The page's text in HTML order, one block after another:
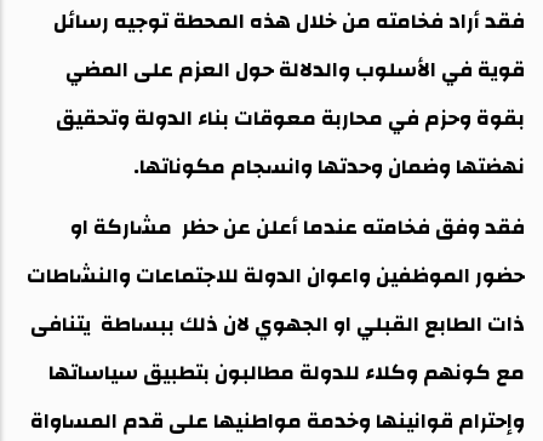
فقد أراد فخامته من خلال هذه المحطة توجيه رسائل
قوية في الأسلوب والدلالة حول العزم على المضي
بقوة وحزم في محاربة معوقات بناء الدولة وتحقيق
نهضتها وضمان وحدتها وانسجام مكوناتها.
فقد وفق فخامته عندما أعلن عن حظر مشاركة او
حضور الموظفين واعوان الدولة للاجتماعات والنشاطات
ذات الطابع القبلي او الجهوي لان ذلك ببساطة يتنافى
مع كونهم وكلاء للدولة مطالبون بتطبيق سياساتها
وإحترام قوانينها وخدمة مواطنيها على قدم المساواة